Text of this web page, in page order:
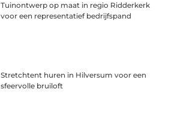
Tuinontwerp op maat in regio Ridderkerk
voor een representatief bedrijfspand
Stretchtent huren in Hilversum voor een
sfeervolle bruiloft